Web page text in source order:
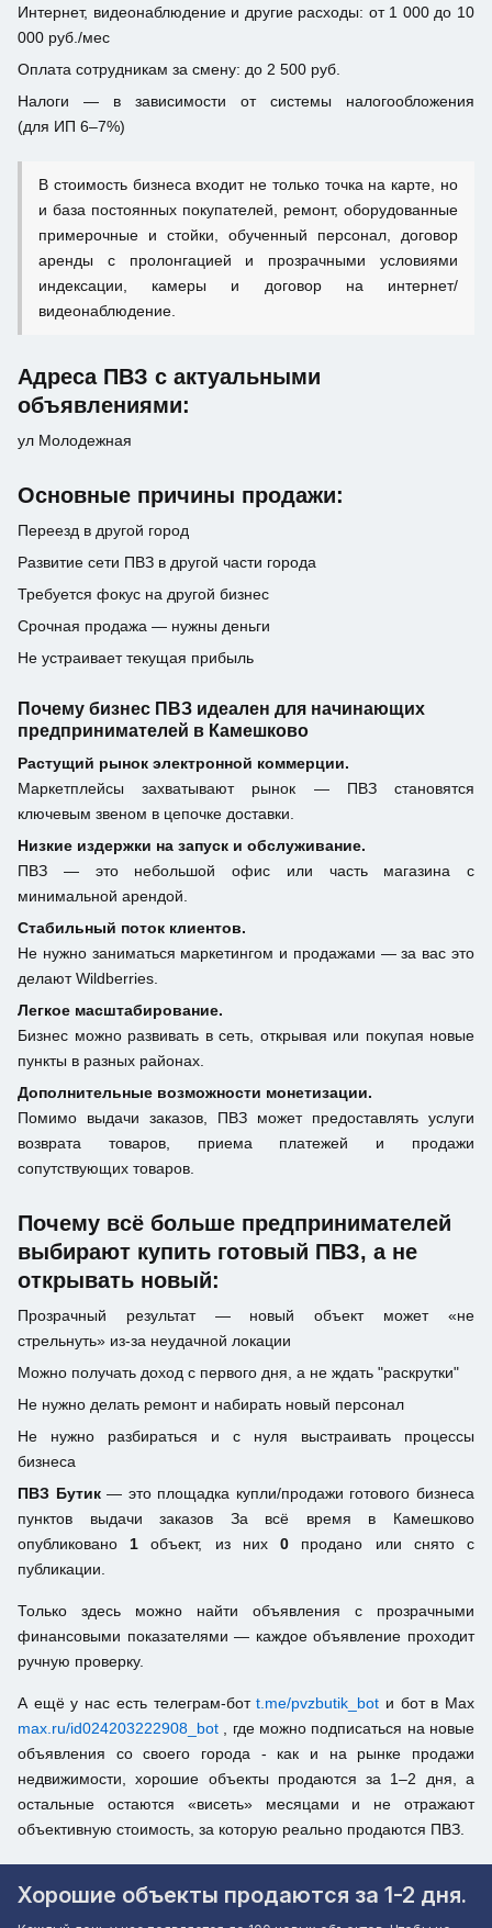
Интернет, видеонаблюдение и другие расходы: от 1 000 до 10
000 руб./мес
Оплата сотрудникам за смену: до 2 500 руб.
Налоги — в зависимости от системы налогообложения
(для ИП 6–7%)
В стоимость бизнеса входит не только точка на карте, но
и база постоянных покупателей, ремонт, оборудованные
примерочные и стойки, обученный персонал, договор
аренды с пролонгацией и прозрачными условиями
индексации, камеры и договор на интернет/
видеонаблюдение.
Адреса ПВЗ с актуальными
объявлениями:
ул Молодежная
Основные причины продажи:
Переезд в другой город
Развитие сети ПВЗ в другой части города
Требуется фокус на другой бизнес
Срочная продажа — нужны деньги
Не устраивает текущая прибыль
Почему бизнес ПВЗ идеален для начинающих
предпринимателей в Камешково
Растущий рынок электронной коммерции.
Маркетплейсы захватывают рынок — ПВЗ становятся
ключевым звеном в цепочке доставки.
Низкие издержки на запуск и обслуживание.
ПВЗ — это небольшой офис или часть магазина с
минимальной арендой.
Стабильный поток клиентов.
Не нужно заниматься маркетингом и продажами — за вас это
делают Wildberries.
Легкое масштабирование.
Бизнес можно развивать в сеть, открывая или покупая новые
пункты в разных районах.
Дополнительные возможности монетизации.
Помимо выдачи заказов, ПВЗ может предоставлять услуги
возврата товаров, приема платежей и продажи
сопутствующих товаров.
Почему всё больше предпринимателей
выбирают купить готовый ПВЗ, а не
открывать новый:
Прозрачный результат — новый объект может «не
стрельнуть» из-за неудачной локации
Можно получать доход с первого дня, а не ждать "раскрутки"
Не нужно делать ремонт и набирать новый персонал
Не нужно разбираться и с нуля выстраивать процессы
бизнеса
ПВЗ Бутик— это площадка купли/продажи готового бизнеса
пунктов выдачи заказов За всё время в Камешково
опубликовано 1 объект, из них0 продано или снято с
публикации.
Только здесь можно найти объявления с прозрачными
финансовыми показателями — каждое объявление проходит
ручную проверку.
А ещё у нас есть телеграм-ботt.me/pvzbutik_bot и бот в Max
max.ru/id024203222908_bot
, где можно подписаться на новые
объявления со своего города - как и на рынке продажи
недвижимости, хорошие объекты продаются за 1–2 дня, а
остальные остаются «висеть» месяцами и не отражают
объективную стоимость, за которую реально продаются ПВЗ.
Хорошие объекты продаются за 1-2 дня.